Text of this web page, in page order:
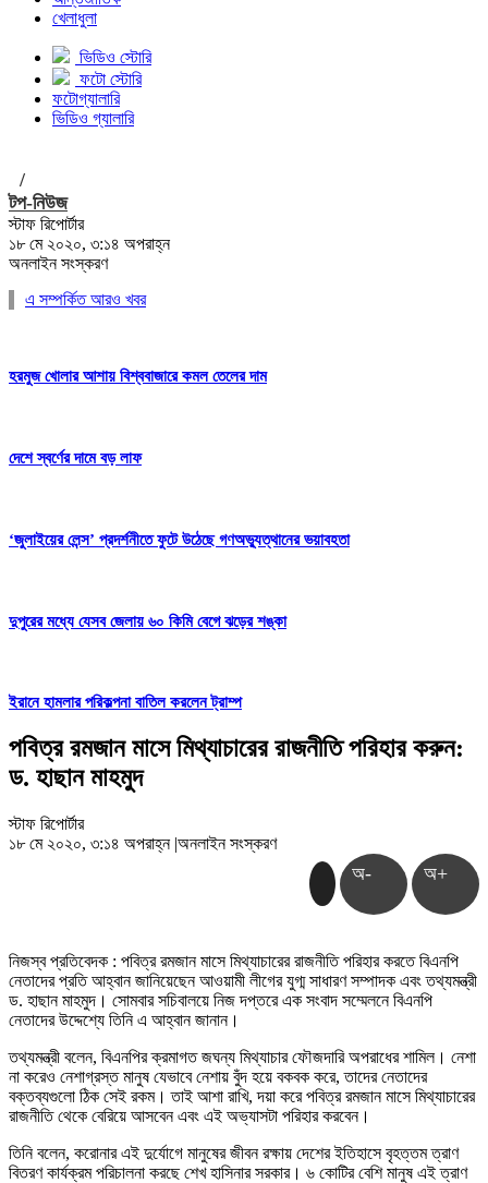
খেলাধুলা
ভিডিও স্টোরি
ফটো স্টোরি
ফটোগ্যালারি
ভিডিও গ্যালারি
/
টপ-নিউজ
স্টাফ রিপোর্টার
১৮ মে ২০২০, ৩:১৪ অপরাহ্ন
অনলাইন সংস্করণ
এ সম্পর্কিত আরও খবর
হরমুজ খোলার আশায় বিশ্ববাজারে কমল তেলের দাম
দেশে স্বর্ণের দামে বড় লাফ
‘জুলাইয়ের লেন্স’ প্রদর্শনীতে ফুটে উঠেছে গণঅভ্যুত্থানের ভয়াবহতা
দুপুরের মধ্যে যেসব জেলায় ৬০ কিমি বেগে ঝড়ের শঙ্কা
ইরানে হামলার পরিকল্পনা বাতিল করলেন ট্রাম্প
পবিত্র রমজান মাসে মিথ্যাচারের রাজনীতি পরিহার করুন:
ড. হাছান মাহমুদ
স্টাফ রিপোর্টার
১৮ মে ২০২০, ৩:১৪ অপরাহ্ন |অনলাইন সংস্করণ
অ- অ+
নিজস্ব প্রতিবেদক : পবিত্র রমজান মাসে মিথ্যাচারের রাজনীতি পরিহার করতে বিএনপি
নেতাদের প্রতি আহ্বান জানিয়েছেন আওয়ামী লীগের যুগ্ম সাধারণ সম্পাদক এবং তথ্যমন্ত্রী
ড. হাছান মাহমুদ। সোমবার সচিবালয়ে নিজ দপ্তরে এক সংবাদ সম্মেলনে বিএনপি
নেতাদের উদ্দেশ্যে তিনি এ আহ্বান জানান।
তথ্যমন্ত্রী বলেন, বিএনপির ক্রমাগত জঘন্য মিথ্যাচার ফৌজদারি অপরাধের শামিল। নেশা
না করেও নেশাগ্রস্ত মানুষ যেভাবে নেশায় বুঁদ হয়ে বকবক করে, তাদের নেতাদের
বক্তব্যগুলো ঠিক সেই রকম। তাই আশা রাখি, দয়া করে পবিত্র রমজান মাসে মিথ্যাচারের
রাজনীতি থেকে বেরিয়ে আসবেন এবং এই অভ্যাসটা পরিহার করবেন।
তিনি বলেন, করোনার এই দুর্যোগে মানুষের জীবন রক্ষায় দেশের ইতিহাসে বৃহত্তম ত্রাণ
বিতরণ কার্যক্রম পরিচালনা করছে শেখ হাসিনার সরকার। ৬ কোটির বেশি মানুষ এই ত্রাণ